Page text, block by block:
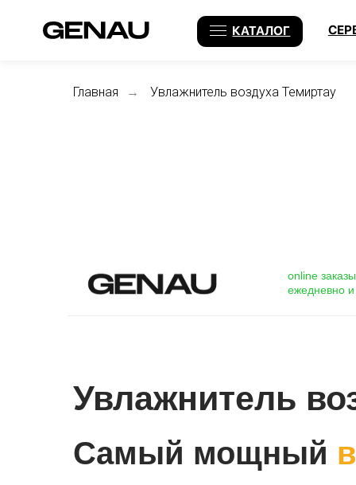
СЕРВИС
КАТАЛОГ
Главная → Увлажнитель воздуха Темиртау
Увлажнитель
Самый мощный
online
ежедневно и